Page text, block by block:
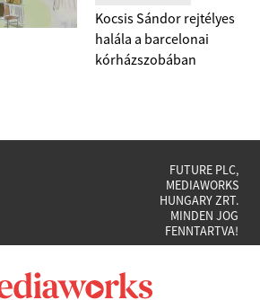
Kocsis Sándor rejtélyes
halála a barcelonai
kórházszobában
FUTURE PLC,
MEDIAWORKS
HUNGARY ZRT.
MINDEN JOG
FENNTARTVA!